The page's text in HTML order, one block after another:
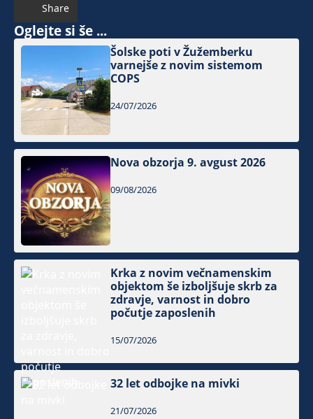
Share
Oglejte si še ...
Šolske poti v Žužemberku
varnejše z novim sistemom
COPS
24/07/2026
Nova obzorja 9. avgust 2026
09/08/2026
Krka z novim večnamenskim
objektom še izboljšuje skrb za
zdravje, varnost in dobro
počutje zaposlenih
15/07/2026
32 let odbojke na mivki
21/07/2026